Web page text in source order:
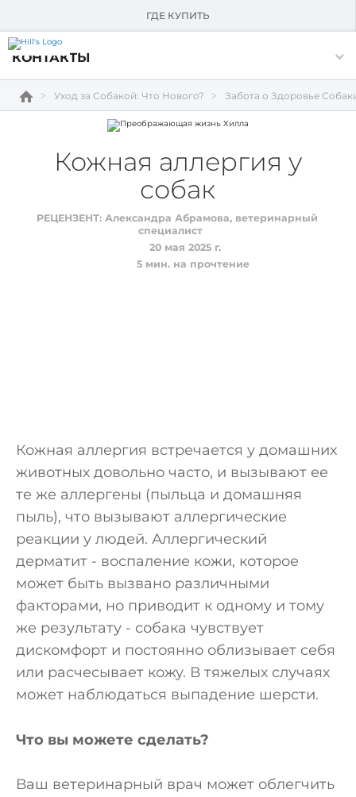
ГДЕ КУПИТЬ
КОНТАКТЫ
Уход за Собакой: Что Нового? Забота о Здоровье
Кожная аллергия у
собак
РЕЦЕНЗЕНТ: Александра Абрамова, ветеринарный
специалист
20 мая 2025 г.
5 мин. на прочтение
Кожная аллергия встречается у домашних
животных довольно часто, и вызывают ее
те же аллергены (пыльца и домашняя
пыль), что вызывают аллергические
реакции у людей. Аллергический
дерматит - воспаление кожи, которое
может быть вызвано различными
факторами, но приводит к одному и тому
же результату - собака чувствует
дискомфорт и постоянно облизывает себя
или расчесывает кожу. В тяжелых случаях
может наблюдаться выпадение шерсти.
Что вы можете сделать?
Ваш ветеринарный врач может облегчить